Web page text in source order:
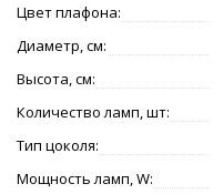
Цвет плафона:
Диаметр, см:
Высота, см:
Количество ламп, шт:
Тип цоколя:
Мощность ламп, W: